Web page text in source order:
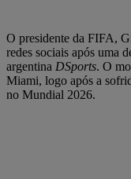
O presidente da FIFA,
redes sociais após uma
argentina DSports. O
Miami, logo após a
no Mundial 2026.